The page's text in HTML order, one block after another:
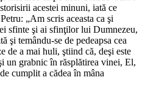
acestei minuni, iată ce
„Am scris aceasta ca şi
sfinte şi ai sfinţilor lui Dumnezeu,
şi temându-se de pedeapsa cea
de a mai huli, ştiind că, deşi este
un grabnic în răsplătirea vinei, El,
cumplit a cădea în mâna